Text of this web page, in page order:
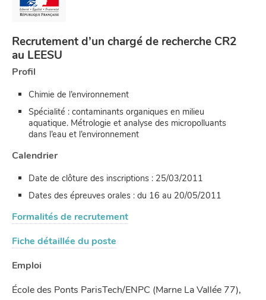
Recrutement d’un chargé de recherche CR2
au LEESU
Profil
Chimie de l’environnement
Spécialité : contaminants organiques en milieu
aquatique. Métrologie et analyse des micropolluants
dans l’eau et l’environnement
Calendrier
Date de clôture des inscriptions : 25/03/2011
Dates des épreuves orales : du 16 au 20/05/2011
Formalités de recrutement
Fiche détaillée du poste
Emploi
École des Ponts ParisTech/ENPC (Marne La Vallée 77),